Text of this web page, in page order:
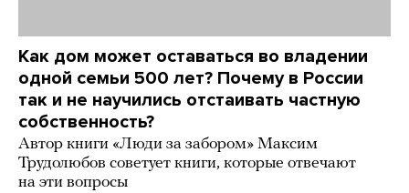
Как дом может оставаться во владении
одной семьи 500 лет? Почему в России
так и не научились отстаивать частную
собственность?
Автор книги «Люди за забором» Максим
Трудолюбов советует книги, которые отвечают
на эти вопросы